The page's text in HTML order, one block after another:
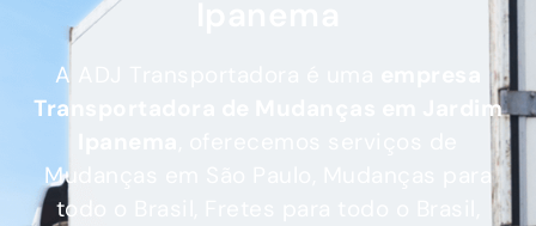
A ADJ Transportadora é uma
Transportadora de Mudanças em
Jardim
Mudanças em São Paulo, Mudanças para
todo o Brasil, Fretes para todo o Brasil,